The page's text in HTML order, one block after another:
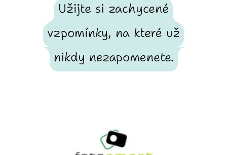
Užijte si zachycené
vzpomínky, na které už
nikdy nezapomenete.